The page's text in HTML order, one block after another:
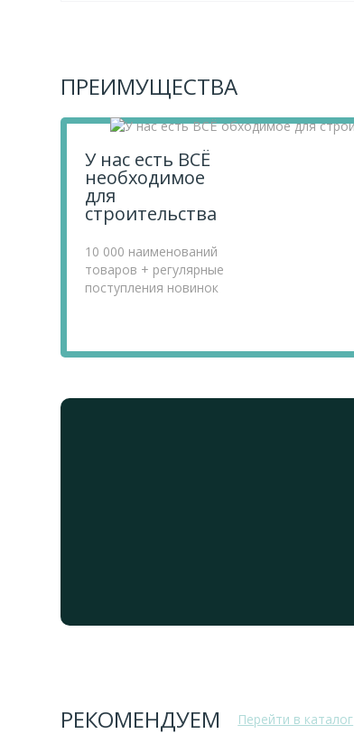
ПРЕИМУЩЕСТВА
У нас есть ВСЁ
необходимое
для
строительства
10 000 наименований
товаров + регулярные
поступления новинок
РЕКОМЕНДУЕМ Перейти в каталог